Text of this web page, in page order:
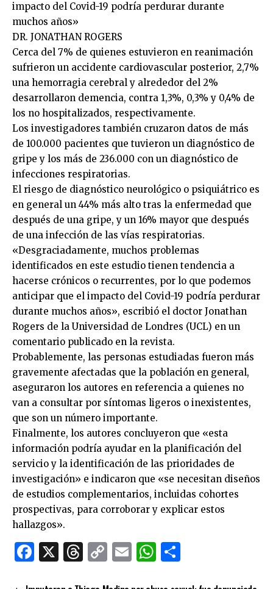
impacto del Covid-19 podría perdurar durante
muchos años»
DR. JONATHAN ROGERS
Cerca del 7% de quienes estuvieron en reanimación
sufrieron un accidente cardiovascular posterior, 2,7%
una hemorragia cerebral y alrededor del 2%
desarrollaron demencia, contra 1,3%, 0,3% y 0,4% de
los no hospitalizados, respectivamente.
Los investigadores también cruzaron datos de más
de 100.000 pacientes que tuvieron un diagnóstico de
gripe y los más de 236.000 con un diagnóstico de
infecciones respiratorias.
El riesgo de diagnóstico neurológico o psiquiátrico es
en general un 44% más alto tras la enfermedad que
después de una gripe, y un 16% mayor que después
de una infección de las vías respiratorias.
«Desgraciadamente, muchos problemas
identificados en este estudio tienen tendencia a
hacerse crónicos o recurrentes, por lo que podemos
anticipar que el impacto del Covid-19 podría perdurar
durante muchos años», escribió el doctor Jonathan
Rogers de la Universidad de Londres (UCL) en un
comentario publicado en la revista.
Probablemente, las personas estudiadas fueron más
gravemente afectadas que la población en general,
aseguraron los autores en referencia a quienes no
van a consultar por síntomas ligeros o inexistentes,
que son un número importante.
Finalmente, los autores concluyeron que «esta
información podría ayudar en la planificación del
servicio y la identificación de las prioridades de
investigación» e indicaron que «se necesitan diseños
de estudios complementarios, incluidas cohortes
prospectivas, para corroborar y explicar estos
hallazgos».
Facebook
X Threads
CopyEmailWhatsApp